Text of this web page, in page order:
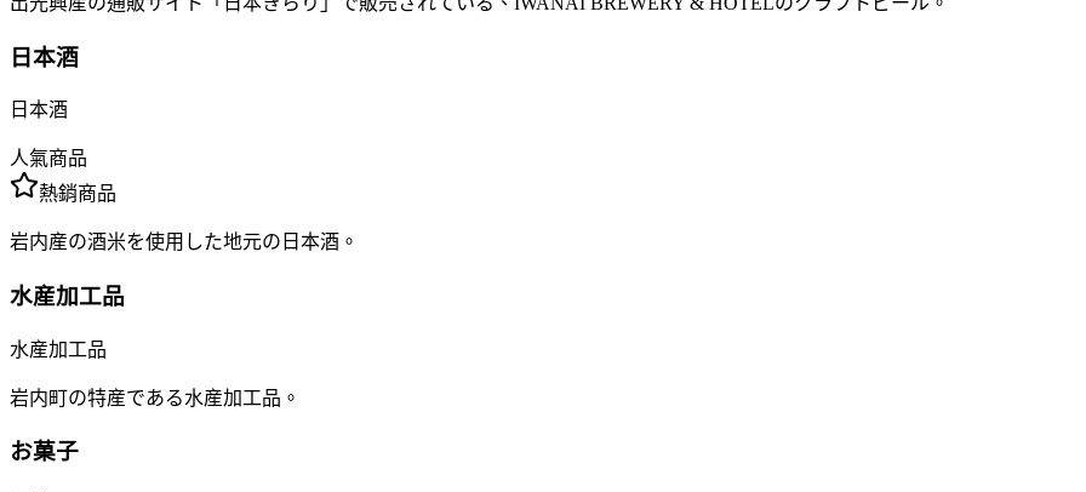
日本酒
日本酒
人氣商品
熱銷商品
岩内産の酒米を使用した地元の日本酒。
水産加工品
水産加工品
岩内町の特産である水産加工品。
お菓子